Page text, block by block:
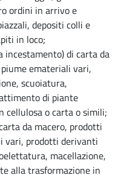
ordini in arrivo e
depositi colli e
in loco;
incestamento) di carta da
emateriali vari,
scuoiatura,
di piante
cellulosa o carta o simili;
da macero, prodotti
vari, prodotti derivanti
macellazione,
alla trasformazione in